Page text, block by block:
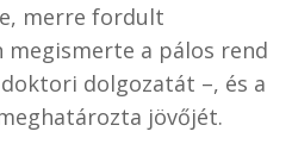
merre fordult
megismerte a pálos rend
dolgozatát –, és a
jövőjét.